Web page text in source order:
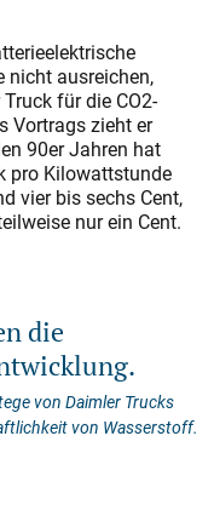
nicht ausreichen,
für die CO2-
Vortrags zieht er
90er Jahren hat
pro Kilowattstunde
vier bis sechs Cent,
nur ein Cent.
die
von Daimler Trucks
von Wasserstoff.